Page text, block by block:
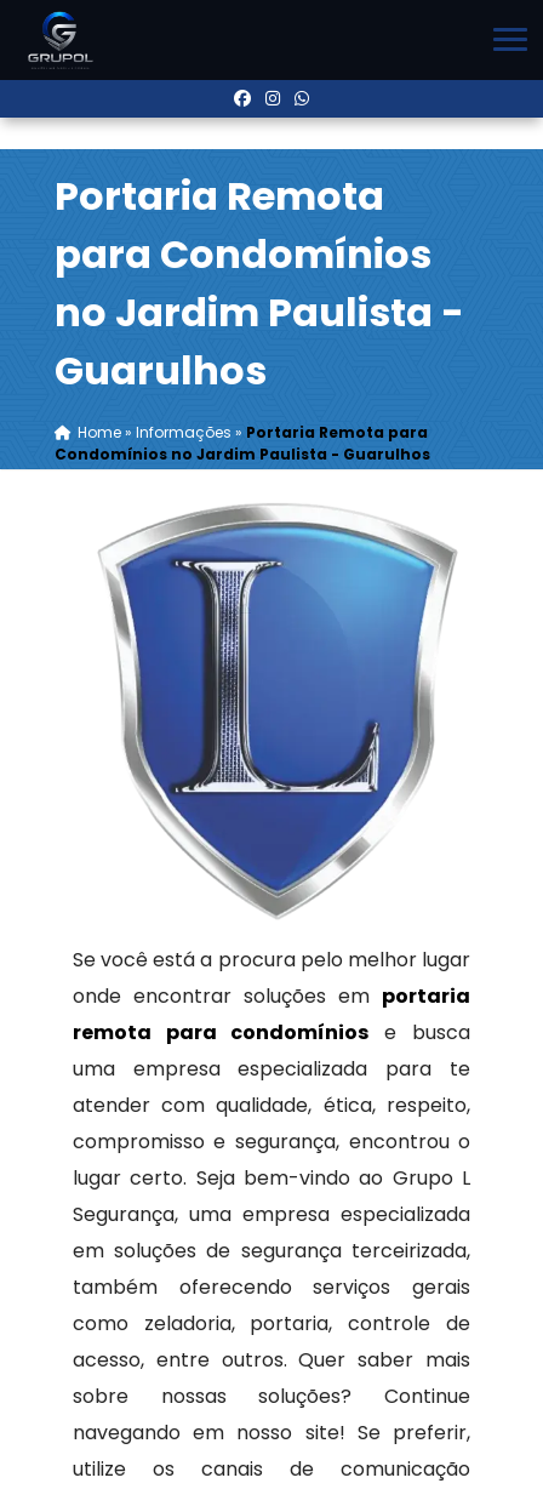
Portaria Remota
para Condomínios
no Jardim Paulista -
Guarulhos
Home» Informações » Portaria Remota para
Condomínios no Jardim Paulista - Guarulhos
Se você está a procura pelo melhor lugar
onde encontrar soluções em portaria
remota para condomínios e busca
uma empresa especializada para te
atender com qualidade, ética, respeito,
compromisso e segurança, encontrou o
lugar certo. Seja bem-vindo ao Grupo L
Segurança, uma empresa especializada
em soluções de segurança terceirizada,
também oferecendo serviços gerais
como zeladoria, portaria, controle de
acesso, entre outros. Quer saber mais
sobre nossas soluções? Continue
navegando em nosso site! Se preferir,
utilize os canais de comunicação